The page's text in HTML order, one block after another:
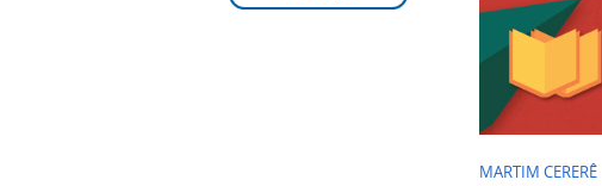
MARTIM CERERÊ